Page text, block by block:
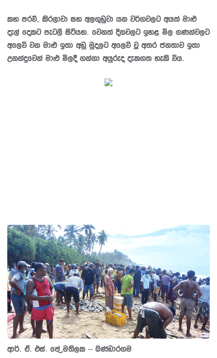
කහ පරව්, කිරලාවා සහ අලගුඩුවා යන වර්ගවලට අයත් මාළු
දැල් දෙකට පැටලී සිටියහ. වෙනත් දිනවලට ඉහළ මිල ගණන්වලට
අලෙවි වන මාළු ඉතා අඩු මුදලට අලෙවි වූ අතර ජනතාව ඉතා
උනන්දුවෙන් මාළු මිලදී ගන්නා අයුරුද දැකගත හැකි විය.
ආර්. ඒ. එස්. පේ‍්‍රමතිලක – බණ්ඩාරගම